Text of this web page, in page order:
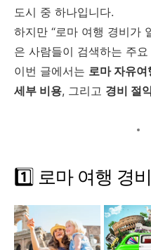
도시 중 하나입니다.
하지만 “로마 여행 경비가
은 사람들이 검색하는 주
이번 글에서는 로마 자유여
세부 비용, 그리고 경비 절
1️⃣ 로마 여행 경